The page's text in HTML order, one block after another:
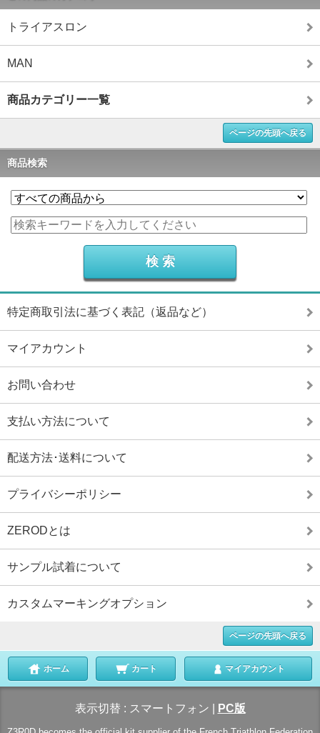
トライアスロン
MAN
商品カテゴリー一覧
ページの先頭へ戻る
商品検索
特定商取引法に基づく表記（返品など）
マイアカウント
お問い合わせ
支払い方法について
配送方法･送料について
プライバシーポリシー
ZERODとは
サンプル試着について
カスタムマーキングオプション
ページの先頭へ戻る
ホーム カート マイアカウント
表示切替 : スマートフォン PC版